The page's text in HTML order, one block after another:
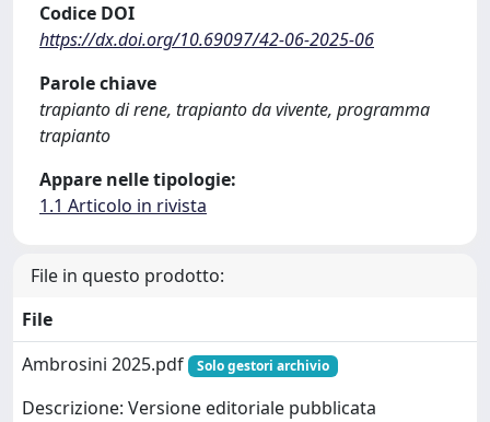
Codice DOI
https://dx.doi.org/10.69097/42-06-2025-06
Parole chiave
trapianto di rene, trapianto da vivente, programma
trapianto
Appare nelle tipologie:
1.1 Articolo in rivista
File in questo prodotto:
File
Ambrosini 2025.pdf
Solo gestori archivio
Descrizione: Versione editoriale pubblicata